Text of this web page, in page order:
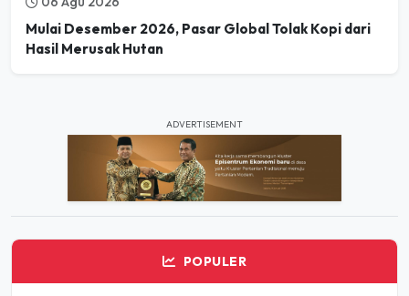
Mulai Desember 2026, Pasar Global Tolak Kopi dari
Hasil Merusak Hutan
ADVERTISEMENT
POPULER